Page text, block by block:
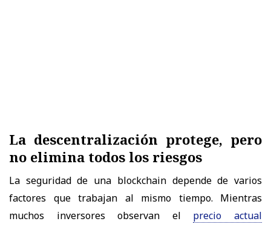
La descentralización protege, pero
no elimina todos los riesgos
La seguridad de una blockchain depende de varios
factores que trabajan al mismo tiempo. Mientras
muchos inversores observan el precio actual